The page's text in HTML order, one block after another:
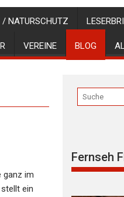
/ NATURSCHUTZ
VEREINE BLOG
ganz im
ein
Fernseh